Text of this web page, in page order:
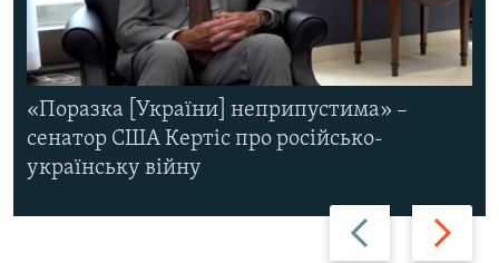
Назад Вперед
«Поразка [України] неприпустима» –
сенатор США Кертіс про російсько-
українську війну